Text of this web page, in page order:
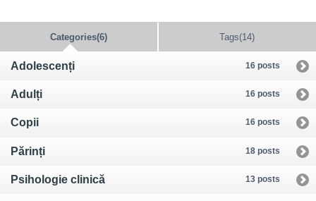
Categories(6) Tags(14)
16 posts
Adolescenți
16 posts
Adulți
16 posts
Copii
18 posts
Părinți
13 posts
Psihologie clinică